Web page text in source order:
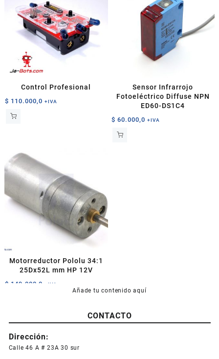
Control Profesional
$ 110.000,0 +IVA
Sensor Infrarrojo
Fotoeléctrico Diffuse NPN
ED60-DS1C4
$ 60.000,0 +IVA
Motorreductor Pololu 34:1
25Dx52L mm HP 12V
$ 149.000,0 +IVA
Añade tu contenido aquí
CONTACTO
Dirección:
Calle 46 A # 23A 30 sur